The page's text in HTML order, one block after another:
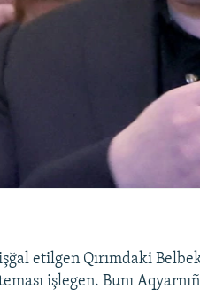
etilgen Qırımdaki
işlegen. Bunı